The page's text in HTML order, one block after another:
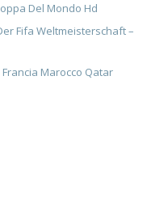
Del Mondo Hd
Fifa Weltmeisterschaft –
Marocco Qatar